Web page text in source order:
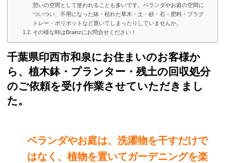
憩いの空間として使われることも多いです。ベランダやお庭の空間に
ついつい、不用になった鉢・枯れた草木・土・砂・石・肥料・プラグ
トレー・ポリポットなど置いてしまったりしていませんか。
その様な時はBrainzにお問合せください！
千葉県印西市和泉にお住まいのお客様か
ら、植木鉢・プランター・残土の回収処分
のご依頼を受け作業させていただきまし
た。
ベランダやお庭は、洗濯物を干すだけで
はなく、植物を置いてガーデニングを楽